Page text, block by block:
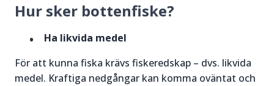
Hur sker bottenfiske?
Ha likvida medel
För att kunna fiska krävs fiskeredskap – dvs. likvida
medel. Kraftiga nedgångar kan komma oväntat och